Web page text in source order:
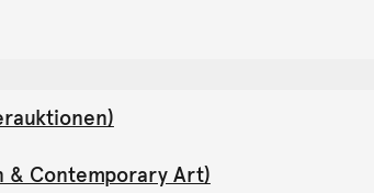
& Contemporary Art)